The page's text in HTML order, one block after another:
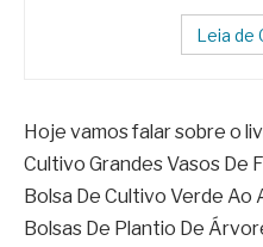
Leia de
Hoje vamos falar sobre o
Cultivo Grandes Vasos De
Bolsa De Cultivo Verde Ao
Bolsas De Plantio De